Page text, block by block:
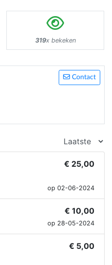
319x bekeken
Contact
€ 25,00
op 02-06-2024
€ 10,00
op 28-05-2024
€ 5,00